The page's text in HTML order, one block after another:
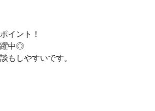
イント！
躍中◎
もしやすいです。